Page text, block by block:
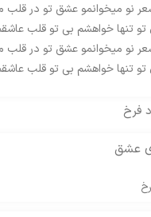
نو میخوانمو عشق تو در قلب
تو تنها خواهشم بی تو قلب
نو میخوانمو عشق تو در قلب
تو تنها خواهشم بی تو قلب
فرخ
عشق